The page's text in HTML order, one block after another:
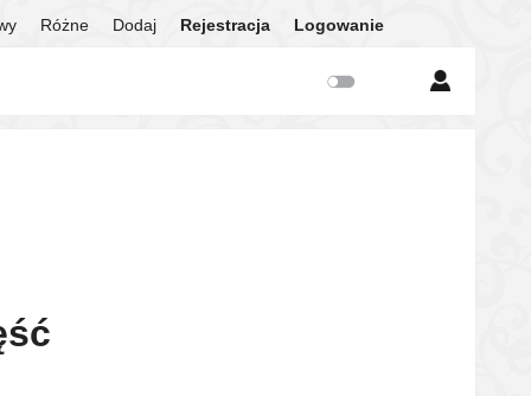
Różne Dodaj Rejestracja Logowanie